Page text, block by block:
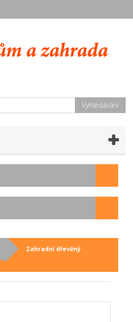
Vyhledávání
Zahradní dřevěný